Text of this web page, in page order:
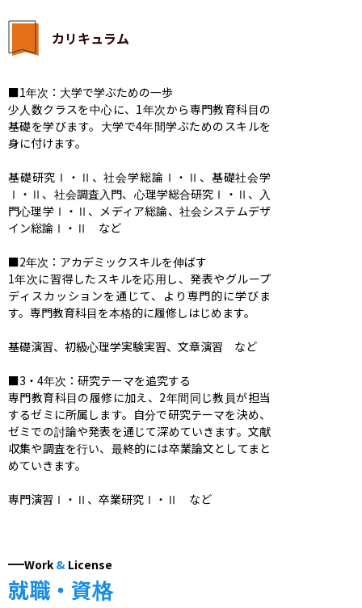
カリキュラム
■1年次：大学で学ぶための一歩
少人数クラスを中心に、1年次から専門教育科目の
基礎を学びます。大学で4年間学ぶためのスキルを
身に付けます。
基礎研究Ⅰ・Ⅱ、社会学総論Ⅰ・Ⅱ、基礎社会学
Ⅰ・Ⅱ、社会調査入門、心理学総合研究Ⅰ・Ⅱ、入
門心理学Ⅰ・Ⅱ、メディア総論、社会システムデザ
イン総論Ⅰ・Ⅱ　など
■2年次：アカデミックスキルを伸ばす
1年次に習得したスキルを応用し、発表やグループ
ディスカッションを通じて、より専門的に学びま
す。専門教育科目を本格的に履修しはじめます。
基礎演習、初級心理学実験実習、文章演習　など
■3・4年次：研究テーマを追究する
専門教育科目の履修に加え、2年間同じ教員が担当
するゼミに所属します。自分で研究テーマを決め、
ゼミでの討論や発表を通じて深めていきます。文献
収集や調査を行い、最終的には卒業論文としてまと
めていきます。
専門演習Ⅰ・Ⅱ、卒業研究Ⅰ・Ⅱ　など
Work & License
就職・資格